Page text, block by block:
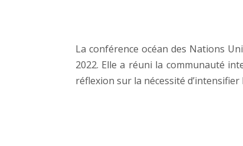
La conférence océan des Nations
2022. Elle a réuni la communauté
réflexion sur la nécessité